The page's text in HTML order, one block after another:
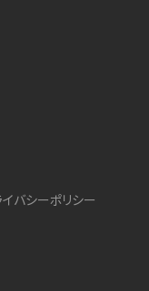
バシーポリシー